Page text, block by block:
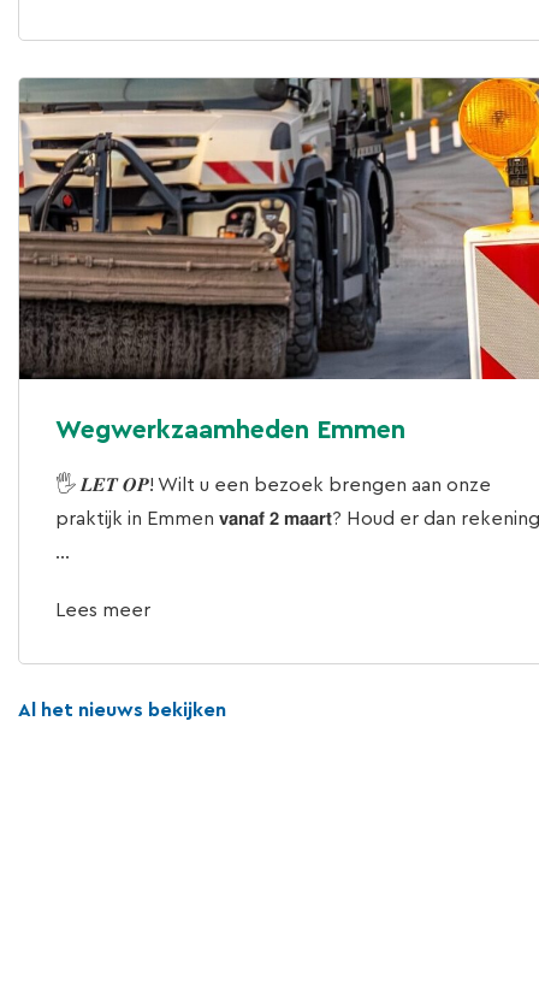
Wegwerkzaamheden Emmen
🖐 𝑳𝑬𝑻 𝑶𝑷! Wilt u een bezoek brengen aan onze
praktijk in Emmen 𝘃𝗮𝗻𝗮𝗳 𝟮 𝗺𝗮𝗮𝗿𝘁? Houd er dan rekening
...
Lees meer
Al het nieuws bekijken